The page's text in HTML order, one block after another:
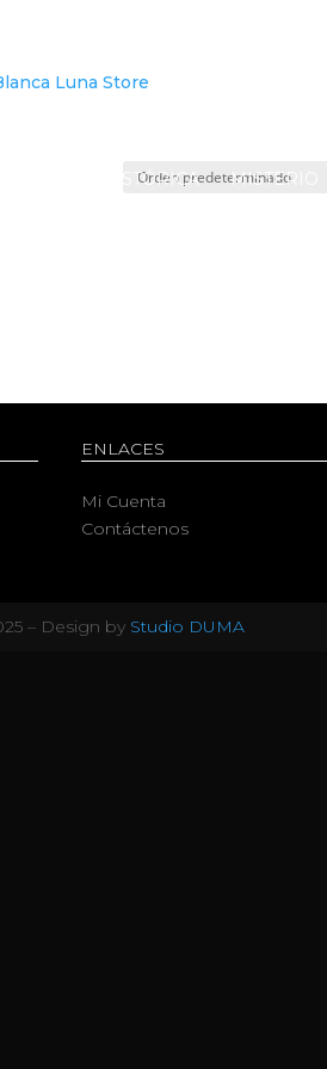
NOVELA HISTÓRICA MISTERIO
ENLACES
Mi Cuenta
Contáctenos
– Design by Studio DUMA